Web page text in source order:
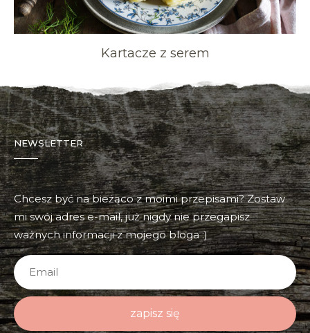
Kartacze z serem
NEWSLETTER
Chcesz być na bieżąco z moimi przepisami? Zostaw
mi swój adres e-mail, już nigdy nie przegapisz
ważnych informacji z mojego bloga :)
zapisz się